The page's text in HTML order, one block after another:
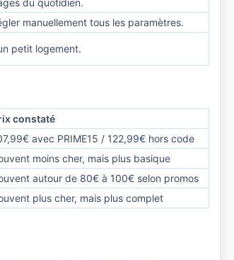
du quotidien.
manuellement tous les paramètres.
petit logement.
constaté
avec PRIME15 / 122,99€ hors code
moins cher, mais plus basique
autour de 80€ à 100€ selon promos
plus cher, mais plus complet